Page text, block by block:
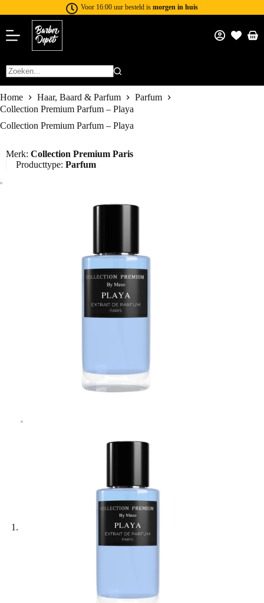
Voor 16:00 uur besteld is morgen in huis
Home Haar, Baard & Parfum
Parfum
Collection Premium Parfum – Playa
Collection Premium Parfum – Playa
Merk: Collection Premium Paris
Producttype: Parfum